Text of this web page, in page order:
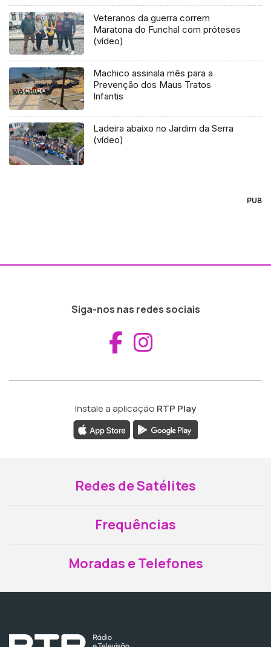
Veteranos da guerra correm
Maratona do Funchal com próteses
(vídeo)
Machico assinala mês para a
Prevenção dos Maus Tratos
Infantis
Ladeira abaixo no Jardim da Serra
(vídeo)
PUB
Siga-nos nas redes sociais
Aceder ao
Instale a aplicação RTP Play
Redes de Satélites
Frequências
Moradas e Telefones